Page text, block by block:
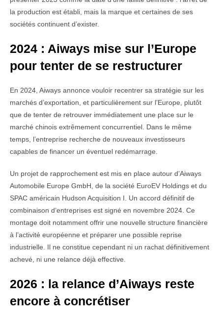
la production est établi, mais la marque et certaines de ses
sociétés continuent d’exister.
2024 : Aiways mise sur l’Europe
pour tenter de se restructurer
En 2024, Aiways annonce vouloir recentrer sa stratégie sur les
marchés d’exportation, et particulièrement sur l’Europe, plutôt
que de tenter de retrouver immédiatement une place sur le
marché chinois extrêmement concurrentiel. Dans le même
temps, l’entreprise recherche de nouveaux investisseurs
capables de financer un éventuel redémarrage.
Un projet de rapprochement est mis en place autour d’Aiways
Automobile Europe GmbH, de la société EuroEV Holdings et du
SPAC américain Hudson Acquisition I. Un accord définitif de
combinaison d’entreprises est signé en novembre 2024. Ce
montage doit notamment offrir une nouvelle structure financière
à l’activité européenne et préparer une possible reprise
industrielle. Il ne constitue cependant ni un rachat définitivement
achevé, ni une relance déjà effective.
2026 : la relance d’Aiways reste
encore à concrétiser